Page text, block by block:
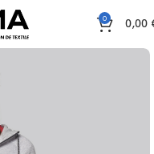
0 0,00